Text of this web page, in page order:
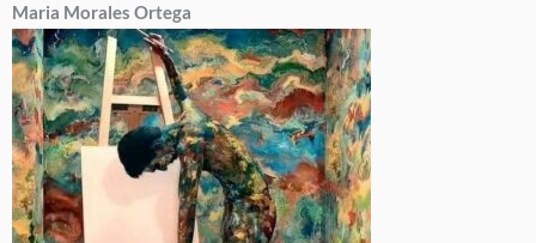
Maria Morales Ortega